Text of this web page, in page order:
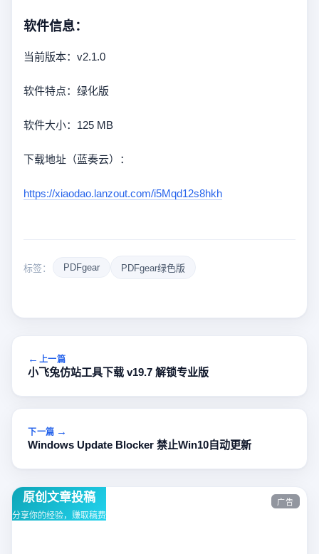
软件信息：
当前版本：v2.1.0
软件特点：绿化版
软件大小：125 MB
下载地址（蓝奏云）：
https://xiaodao.lanzout.com/i5Mqd12s8hkh
标签： PDFgear PDFgear绿色版
上一篇
小飞兔仿站工具下载 v19.7 解锁专业版
下一篇
Windows Update Blocker 禁止Win10自动更新
广告
原创文章投稿
分享你的经验，赚取稿费